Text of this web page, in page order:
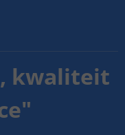
kwaliteit
"